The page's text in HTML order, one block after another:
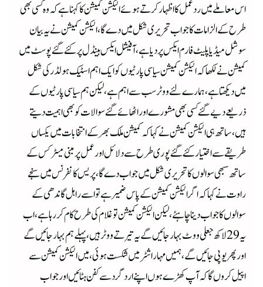
اس معاملے میں رد عمل کا اظہار کرتے ہوئے الیکشن کمیشن کا کہنا ہے کہ وہ کسی بھی
طرح کے الزامات کا جواب تحریری شکل میں دے گا،الیکشن کمیشن نے یہ بیان
سوشل میڈیا پلیٹ فارم ایکس پر دیا ہے،آفیشل ایکس ہینڈل پر کئے گئے پوسٹ میں
کمیشن نے لکھا کہ الیکشن کمیشن سیاسی پارٹیوں کو ایک اہم اسٹیک ہولڈر کی شکل
میں دیکھتا ہے، ہمارے لئے ووٹر سب سے اہم ہے،لیکن ہم سیاسی پارٹیوں کے
ذریعے دیے گئے کسی بھی مشورے اور اٹھائے گئے سوالات کو بھی اہمیت دیتے
ہیں،ساتھ ہی الیکشن کمیشن نے کہا کہ کمیشن ملک بھر کے انتخابات میں یکساں
طریقے سے اختیار کئے گئے پوری طرح سے دلائل اور عمل پر مبنی میٹرکس کے
ساتھ سبھی سوالوں کا تحریری شکل میں جواب دے گا،پریس کانفرنس میں سنجے
راوت نے کہا کہ اگر الیکشن کمیشن کے پاس ضمیر ہے تو اسے راہل گاندھی کے
سوالوں کا جواب دینا چاہئے،لیکن الیکشن کمیشن تو غلام کی طرح کام کر رہا ہے،اب
یہ 29 لاکھ جعلی ووٹ بہار جائیں گے یہ تیرتے ووٹر ہیں، پہلے ہم بہار جائیں گے
اور پھر یو پی جائیں گے، ہمیں مہاراشٹر میں شکست ہوئی، میں الیکشن کمیشن سے
اپیل کروں گا کہ آپ کھڑے ہوں اپنے ارد گرد سے کفن ہٹائیں اور جواب